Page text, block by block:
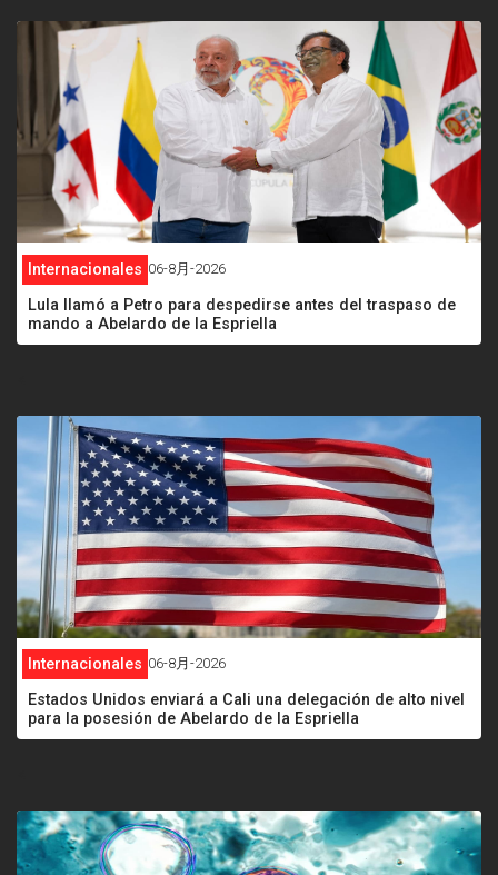
Internacionales 06-8月-2026
Lula llamó a Petro para despedirse antes del traspaso de
mando a Abelardo de la Espriella
Internacionales 06-8月-2026
Estados Unidos enviará a Cali una delegación de alto nivel
para la posesión de Abelardo de la Espriella